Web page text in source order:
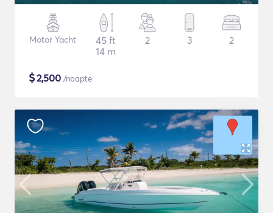
Motor Yacht
45 ft
14 m
2 3 2
$2,500 /noapte